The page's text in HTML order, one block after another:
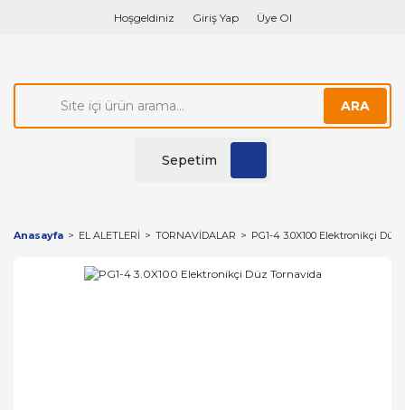
Hoşgeldiniz Giriş Yap Üye Ol
ARA
Sepetim
Anasayfa EL ALETLERİ TORNAVİDALAR PG1-4 3.0X100 Elektronikçi Düz